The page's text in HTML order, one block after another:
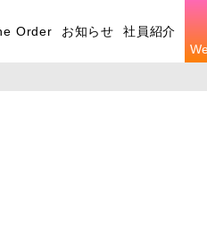
Order お知らせ
社員紹介